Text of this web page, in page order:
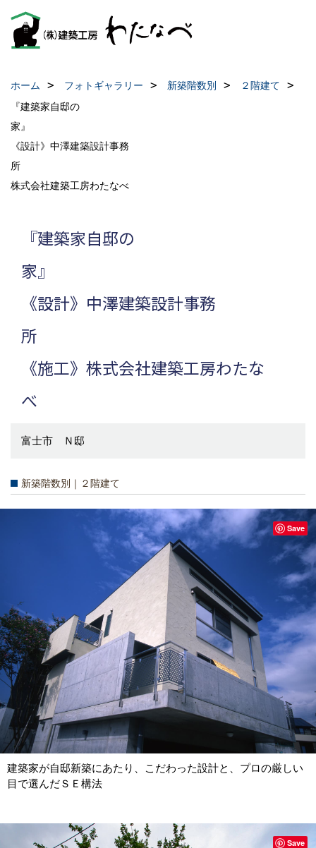
ホーム フォトギャラリー 新築階数別
２階建て
『建築家自邸の
家
《設計》中澤建築設計事務
所 《
株式会社建築工房
『建築家自邸の
《設計》中澤建築設計事務
《施工》株式会社建築工房わたな
富士市 Ｎ邸
新築階数別｜２階建て
建築家が自邸新築にあたり、こだわった設計と、プロの厳しい
目で選んだＳＥ構法
Save
Save